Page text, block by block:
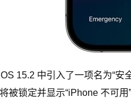
15.2 中引入了一项名为“
被锁定并显示“iPhone 不可